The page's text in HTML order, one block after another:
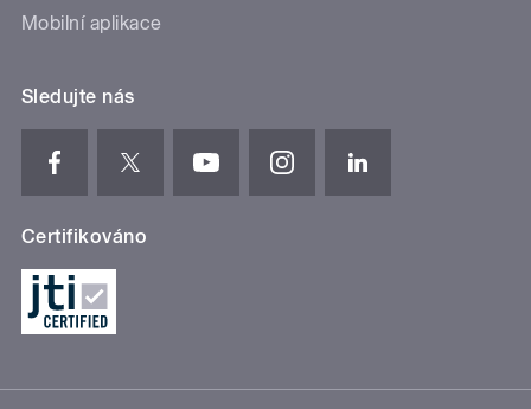
Mobilní aplikace
Sledujte nás
Certifikováno